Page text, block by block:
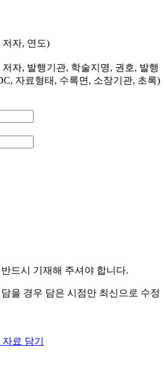
저자, 연도)
자, 발행기관, 학술지명, 권호, 발행
자료형태, 수록면, 소장기관, 초록)
드시 기재해 주셔야 합니다.
을 경우 담은 시점만 최신으로 수정
료 담기